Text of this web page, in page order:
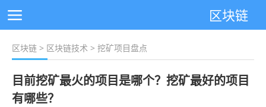
区块链
区块链 > 区块链技术 > 挖矿项目盘点
目前挖矿最火的项目是哪个？挖矿最好的项目
有哪些？